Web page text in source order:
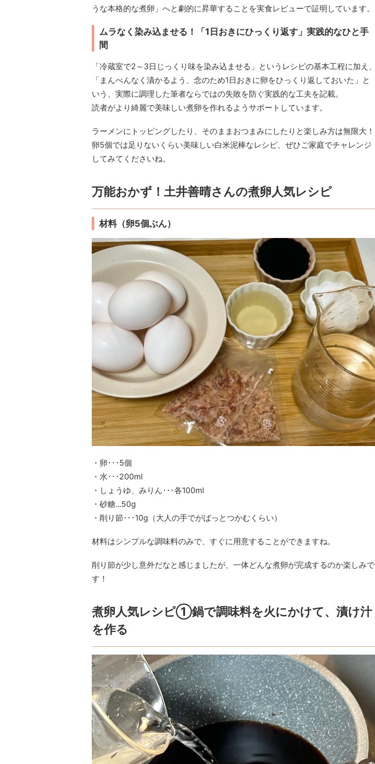
うな本格的な煮卵」へと劇的に昇華することを実食レビューで証明しています。
ムラなく染み込ませる！「1日おきにひっくり返す」実践的なひと手
間
「冷蔵室で2～3日じっくり味を染み込ませる」というレシピの基本工程に加え、
「まんべんなく漬かるよう、念のため1日おきに卵をひっくり返しておいた」と
いう、実際に調理した筆者ならではの失敗を防ぐ実践的な工夫を記載。
読者がより綺麗で美味しい煮卵を作れるようサポートしています。
ラーメンにトッピングしたり、そのままおつまみにしたりと楽しみ方は無限大！
卵5個では足りないくらい美味しい白米泥棒なレシピ、ぜひご家庭でチャレンジ
してみてくださいね。
万能おかず！土井善晴さんの煮卵人気レシピ
材料（卵5個ぶん）
・卵･･･5個
・水･･･200ml
・しょうゆ、みりん･･･各100ml
・砂糖...50g
・削り節･･･10g（大人の手でがばっとつかむくらい）
材料はシンプルな調味料のみで、すぐに用意することができますね。
削り節が少し意外だなと感じましたが、一体どんな煮卵が完成するのか楽しみで
す！
煮卵人気レシピ①鍋で調味料を火にかけて、漬け汁
を作る